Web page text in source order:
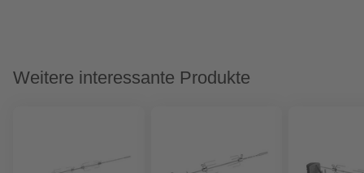
Weitere interessante Produkte